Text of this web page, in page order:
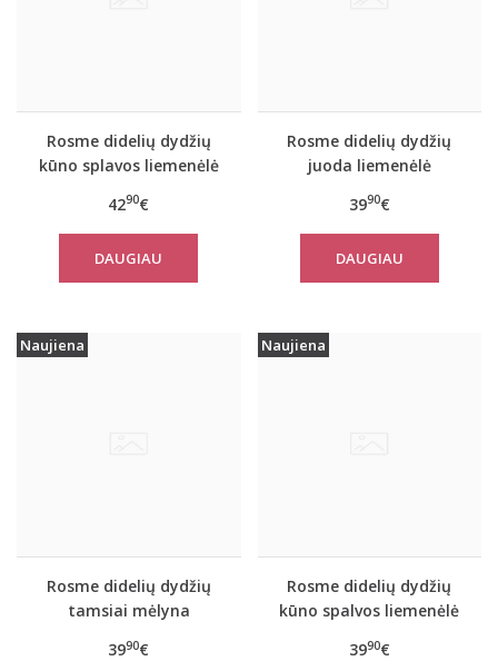
Rosme didelių dydžių
kūno splavos liemenėlė
4290€
DAUGIAU
Rosme didelių dydžių
juoda liemenėlė
3990€
DAUGIAU
Naujiena
Rosme didelių dydžių
tamsiai mėlyna
3990€
Naujiena
Rosme didelių dydžių
kūno spalvos liemenėlė
3990€